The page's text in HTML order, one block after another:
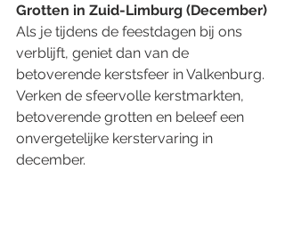
Grotten in Zuid-Limburg (December)
Als je tijdens de feestdagen bij ons
verblijft, geniet dan van de
betoverende kerstsfeer in Valkenburg.
Verken de sfeervolle kerstmarkten,
betoverende grotten en beleef een
onvergetelijke kerstervaring in
december.